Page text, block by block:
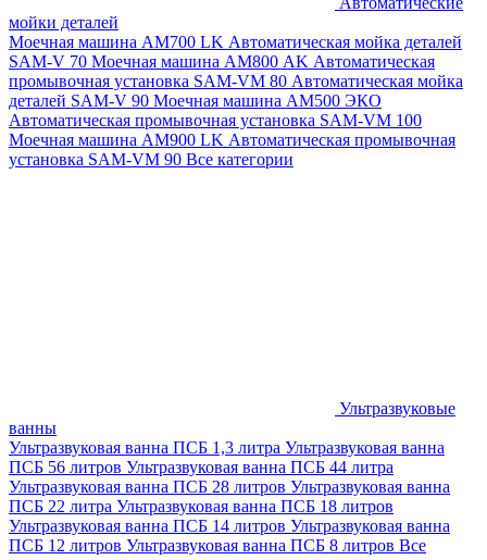
мойки деталей
Моечная машина AM700 LK Автоматическая мойка деталей
SAM-V 70 Моечная машина АМ800 AK Автоматическая
промывочная установка SAM-VM 80 Автоматическая мойка
деталей SAM-V 90 Моечная машина АМ500 ЭКО
Автоматическая промывочная установка SAM-VM 100
Моечная машина AM900 LK Автоматическая промывочная
установка SAM-VM 90 Все категории
Ультразвуковые
ванны
Ультразвуковая ванна ПСБ 1,3 литра Ультразвуковая ванна
ПСБ 56 литров Ультразвуковая ванна ПСБ 44 литра
Ультразвуковая ванна ПСБ 28 литров Ультразвуковая ванна
ПСБ 22 литра Ультразвуковая ванна ПСБ 18 литров
Ультразвуковая ванна ПСБ 14 литров Ультразвуковая ванна
ПСБ 12 литров Ультразвуковая ванна ПСБ 8 литров Все